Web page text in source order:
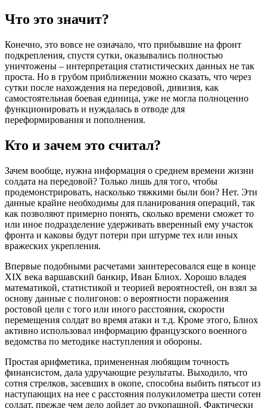
Что это значит?
Конечно, это вовсе не означало, что прибывшие на фронт
подкрепления, спустя сутки, оказывались полностью
уничтожены – интерпретация статистических данных не так
проста. Но в грубом приближении можно сказать, что через
сутки после нахождения на передовой, дивизия, как
самостоятельная боевая единица, уже не могла полноценно
функционировать и нуждалась в отводе для
переформирования и пополнения.
Кто и зачем это считал?
Зачем вообще, нужна информация о среднем времени жизни
солдата на передовой? Только лишь для того, чтобы
продемонстрировать, насколько тяжкими были бои? Нет. Эти
данные крайне необходимы для планирования операций, так
как позволяют примерно понять, сколько времени сможет то
или иное подразделение удерживать вверенный ему участок
фронта и каковы будут потери при штурме тех или иных
вражеских укрепления.
Впервые подобными расчетами заинтересовался еще в конце
XIX века варшавский банкир, Иван Блиох. Хорошо владея
математикой, статистикой и теорией вероятностей, он взял за
основу данные с полигонов: о вероятности поражения
ростовой цели с того или иного расстояния, скорости
перемещения солдат во время атаки и т.д. Кроме этого, Блиох
активно использовал информацию французского военного
ведомства по методике наступления и обороны.
Простая арифметика, примененная любящим точность
финансистом, дала удручающие результаты. Выходило, что
сотня стрелков, засевших в окопе, способна выбить пятьсот из
наступающих на нее с расстояния полукилометра шести сотен
солдат, прежде чем дело дойдет до рукопашной. Фактически